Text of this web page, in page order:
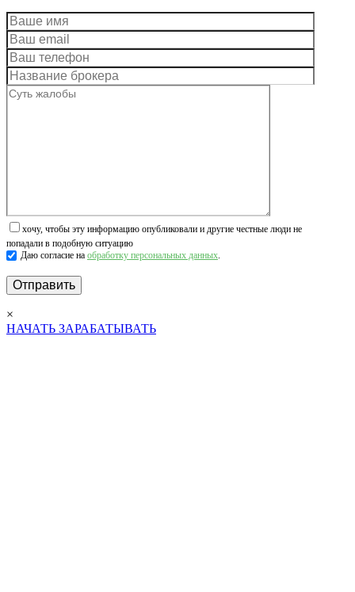
хочу, чтобы эту информацию опубликовали и другие честные люди не
попадали в подобную ситуацию
Даю согласие на обработку персональных данных.
×
НАЧАТЬ ЗАРАБАТЫВАТЬ